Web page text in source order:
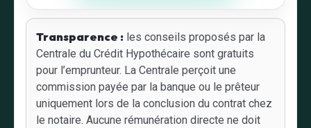
Transparence : les conseils proposés par la
Centrale du Crédit Hypothécaire sont gratuits
pour l’emprunteur. La Centrale perçoit une
commission payée par la banque ou le prêteur
uniquement lors de la conclusion du contrat chez
le notaire. Aucune rémunération directe ne doit